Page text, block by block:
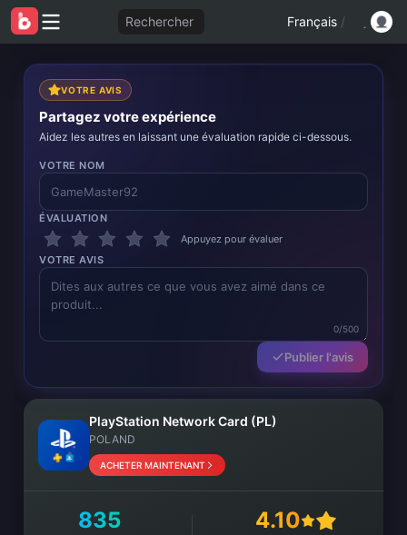
Rechercher Français /
VOTRE AVIS
Partagez votre expérience
Aidez les autres en laissant une évaluation rapide ci-dessous.
VOTRE NOM
ÉVALUATION
Appuyez pour évaluer
VOTRE AVIS
0/500
Publier l'avis
PlayStation Network Card (PL)
POLAND
ACHETER MAINTENANT
835 4.10